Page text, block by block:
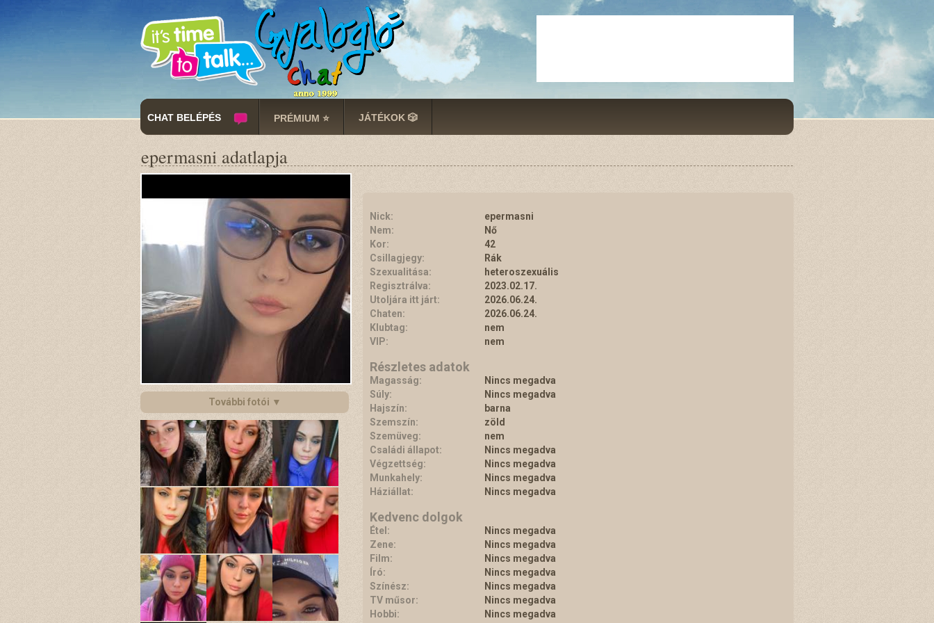
CHAT BELÉPÉS PRÉMIUM ⭐ JÁTÉKOK 🎲
epermasni adatlapja
További fotói ▼
Nick:
epermasni
Nem:
Nő
Kor:
42
Csillagjegy:
Rák
Szexualitása:
heteroszexuális
Regisztrálva:
2023.02.17.
Utoljára itt járt:
2026.06.24.
Chaten:
2026.06.24.
Klubtag:
nem
VIP:
nem
Részletes adatok
Magasság:
Nincs megadva
Súly:
Nincs megadva
Hajszín:
barna
Szemszín:
zöld
Szemüveg:
nem
Családi állapot:
Nincs megadva
Végzettség:
Nincs megadva
Munkahely:
Nincs megadva
Háziállat:
Nincs megadva
Kedvenc dolgok
Étel:
Nincs megadva
Zene:
Nincs megadva
Film:
Nincs megadva
Író:
Nincs megadva
Színész:
Nincs megadva
TV műsor:
Nincs megadva
Hobbi:
Nincs megadva